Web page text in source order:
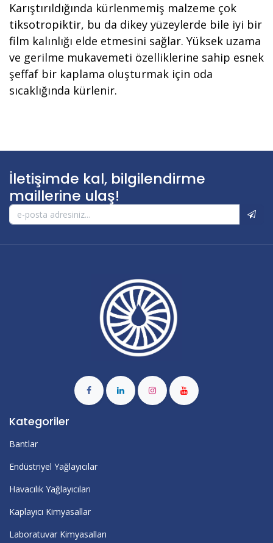
Karıştırıldığında kürlenmemiş malzeme çok
tiksotropiktir, bu da dikey yüzeylerde bile iyi bir
film kalınlığı elde etmesini sağlar. Yüksek uzama
ve gerilme mukavemeti özelliklerine sahip esnek
şeffaf bir kaplama oluşturmak için oda
sıcaklığında kürlenir.
İletişimde kal, bilgilendirme
maillerine ulaş!
Kategoriler
Bantlar
Endüstriyel Yağlayıcılar
Havacılık Yağlayıcıları
Kaplayıcı Kimyasallar
Laboratuvar Kimyasalları